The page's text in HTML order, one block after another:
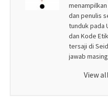
dan penulis
tunduk pada
dan Kode
tersaji di
jawab
View